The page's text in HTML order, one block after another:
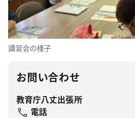
講習会の様子
お問い合わせ
教育庁八丈出張所
電話